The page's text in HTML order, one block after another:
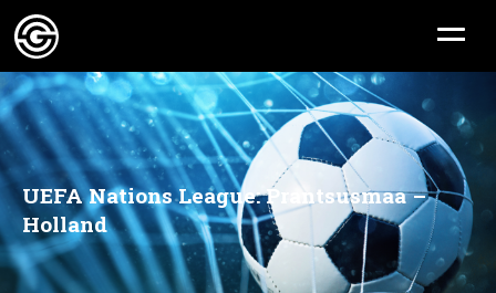
UEFA Nations League: Prantsusmaa –
Holland